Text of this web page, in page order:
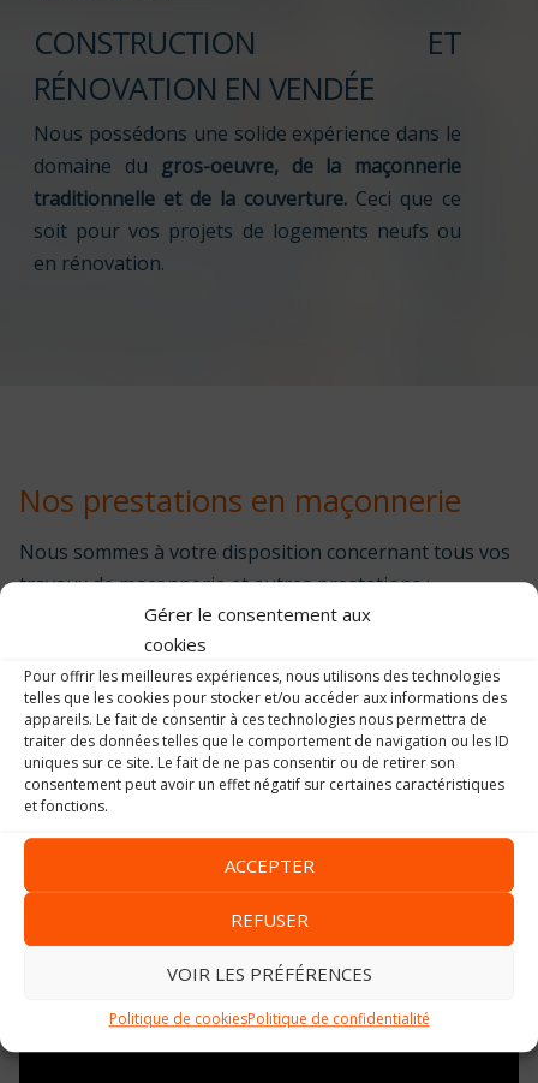
Gérer le consentement aux
cookies
Pour offrir les meilleures expériences, nous utilisons des technologies
telles que les cookies pour stocker et/ou accéder aux informations des
appareils. Le fait de consentir à ces technologies nous permettra de
traiter des données telles que le comportement de navigation ou les ID
uniques sur ce site. Le fait de ne pas consentir ou de retirer son
consentement peut avoir un effet négatif sur certaines caractéristiques
et fonctions.
ACCEPTER
REFUSER
VOIR LES PRÉFÉRENCES
Politique de cookiesPolitique de confidentialité
CONSTRUCTION ET
RÉNOVATION EN VENDÉE
Nous possédons une solide expérience dans le
domaine du
gros-oeuvre, de la maçonnerie
traditionnelle et de la couverture. Ceci que ce
soit pour vos projets de logements neufs ou
en rénovation.
Nos prestations en maçonnerie
Nous sommes à votre disposition concernant tous vos
travaux de maçonnerie et autres prestations :
BTP, gros-œuvre,
Toitures, couverture,
Travaux, étude de sol et béton,
Brique Monomur Optibric joint mince
Aménagements extérieurs, décoration…
Découvrez notre activité en vidéo !